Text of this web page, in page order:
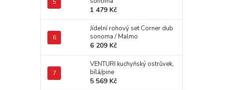
1 479 Kč
Jídelní rohový set Corner dub
sonoma / Malmo
6 209 Kč
VENTURI kuchyňský ostrůvek,
bílá/pine
5 569 Kč